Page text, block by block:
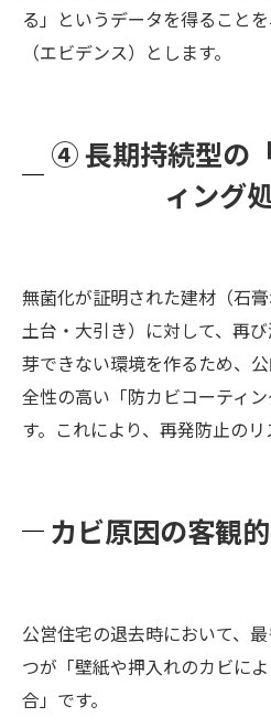
る」というデータを得ること
（エビデンス）とします。
④ 長期持続型の
ィング
無菌化が証明された建材（石
土台・大引き）に対して、再
芽できない環境を作るため、
全性の高い「防カビコーティ
す。これにより、再発防止のリ
カビ原因の客観
公営住宅の退去時において、
つが「壁紙や押入れのカビに
合」です。